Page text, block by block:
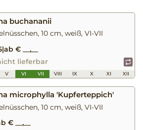
buchananii
10 cm, weiß, VI-VII
|ab € __,__
lieferbar
V VI VII VIII IX X XI XII
microphylla 'Kupferteppich'
10 cm, weiß, VI-VII
€ __,__